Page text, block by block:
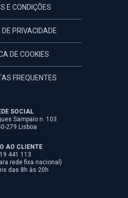
E CONDIÇÕES
DE PRIVACIDADE
DE COOKIES
FREQUENTES
SOCIAL
Sampaio n. 103
279 Lisboa
AO CLIENTE
441 113
rede fixa nacional)
das 8h às 20h